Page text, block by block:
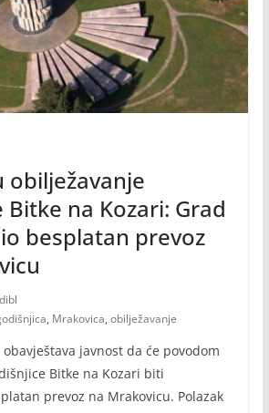
obilježavanje
Bitke na Kozari: Grad
besplatan prevoz
, Mrakovica, obilježavanje
obavještava javnost da će povodom
Bitke na Kozari biti
prevoz na Mrakovicu. Polazak